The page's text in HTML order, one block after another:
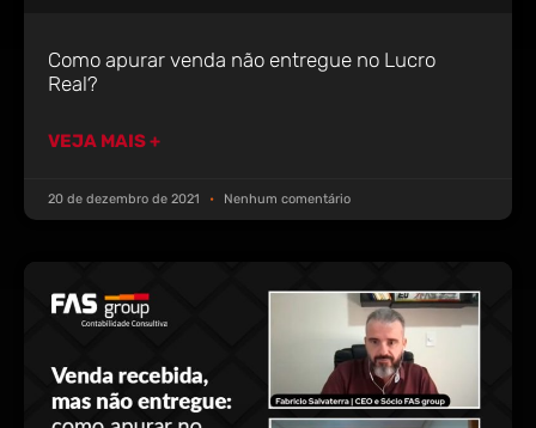
Como apurar venda não entregue no Lucro
Real?
VEJA MAIS +
20 de dezembro de 2021 Nenhum comentário